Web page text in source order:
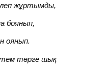
жұртымды,
төрге шық